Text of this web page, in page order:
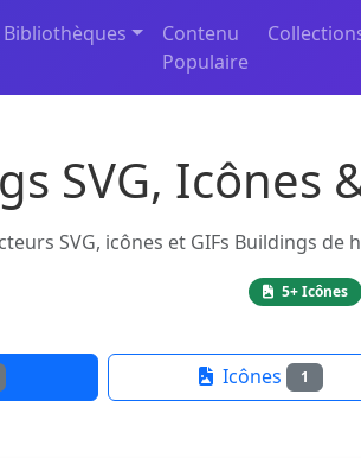
Bibliothèques
Contenu
Populaire
SVG, Icônes
SVG, icônes et GIFs Buildings
5+ Icônes
Icônes 1